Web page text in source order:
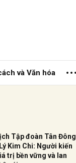
và Văn hóa
Tập đoàn Tân Đông
Kim Chi: Người kiến
trị bền vững và lan